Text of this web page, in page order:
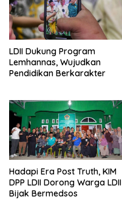
LDII Dukung Program
Lemhannas, Wujudkan
Pendidikan Berkarakter
Hadapi Era Post Truth, KIM
DPP LDII Dorong Warga LDII
Bijak Bermedsos